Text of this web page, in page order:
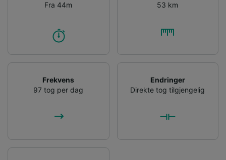
Fra 44m
53 km
Frekvens
97 tog per dag
Endringer
Direkte tog tilgjengelig